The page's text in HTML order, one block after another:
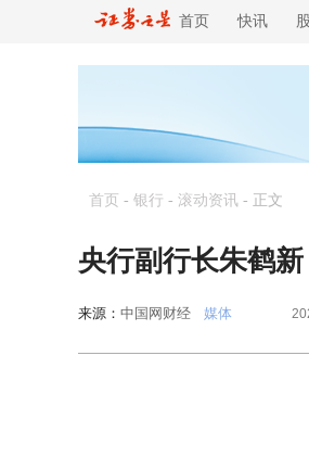
首页 快讯
首页 - 银行 - 滚动资讯 - 正文
央行副行长朱鹤
来源： 中国网财经 媒体